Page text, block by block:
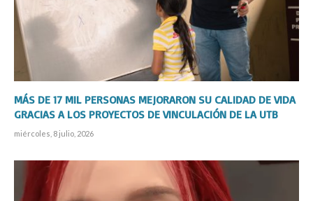
MÁS DE 17 MIL PERSONAS MEJORARON SU CALIDAD DE VIDA
GRACIAS A LOS PROYECTOS DE VINCULACIÓN DE LA UTB
miércoles, 8 julio, 2026